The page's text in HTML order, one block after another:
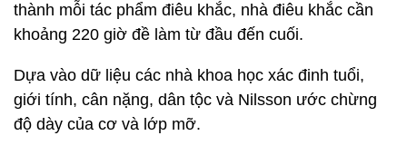
thành mỗi tác phẩm điêu khắc, nhà điêu khắc cần
khoảng 220 giờ đề làm từ đầu đến cuối.
Dựa vào dữ liệu các nhà khoa học xác đinh tuổi,
giới tính, cân nặng, dân tộc và Nilsson ước chừng
độ dày của cơ và lớp mỡ.